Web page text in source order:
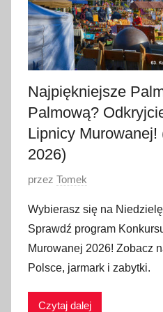
Najpiękniejsze
Palmową?
Lipnicy
2026)
O
u
b
l
i
przez Tomek
Wybierasz się na
Sprawdź program
Murowanej 2026! Zobacz
Polsce, jarmark i zabytki.
Czytaj dalej